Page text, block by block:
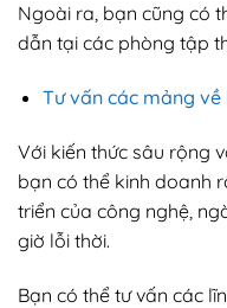
Ngoài ra, bạn cũng có
dẫn tại các phòng tập
Tư vấn các mảng
Với kiến thức sâu rộng
bạn có thể kinh doanh
triển của công nghệ,
giờ lỗi thời.
Bạn có thể tư vấn các